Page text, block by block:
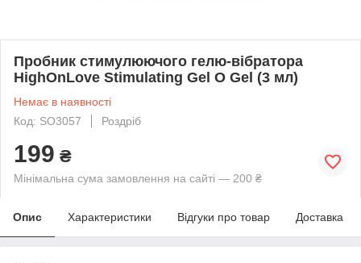
Пробник стимулюючого гелю-вібратора
HighOnLove Stimulating Gel O Gel (3 мл)
Немає в наявності
Код: SO3057
Роздріб
199 ₴
Мінімальна сума замовлення на сайті — 200 ₴
Опис Характеристики Відгуки про товар Доставка